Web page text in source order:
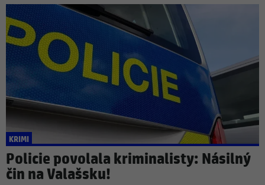
KRIMI
Policie povolala kriminalisty: Násilný
čin na Valašsku!